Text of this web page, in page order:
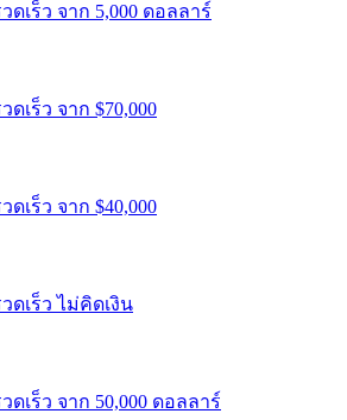
เร็ว จาก 5,000 ดอลลาร์
เร็ว จาก $70,000
เร็ว จาก $40,000
ดเร็ว ไม่คิดเงิน
เร็ว จาก 50,000 ดอลลาร์